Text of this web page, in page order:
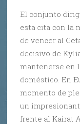
El conjunto
esta cita con la
de vencer al
decisivo de
mantenerse en
doméstico. En
momento de
un
frente al Kairat